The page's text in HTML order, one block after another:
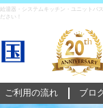
器・システムキッチン・ユニット
さい！
ご利用の流れ ブロ